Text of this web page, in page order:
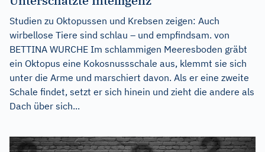
Studien zu Oktopussen und Krebsen zeigen: Auch
wirbellose Tiere sind schlau – und empfindsam. von
BETTINA WURCHE Im schlammigen Meeresboden gräbt
ein Oktopus eine Kokosnussschale aus, klemmt sie sich
unter die Arme und marschiert davon. Als er eine zweite
Schale findet, setzt er sich hinein und zieht die andere als
Dach über sich...